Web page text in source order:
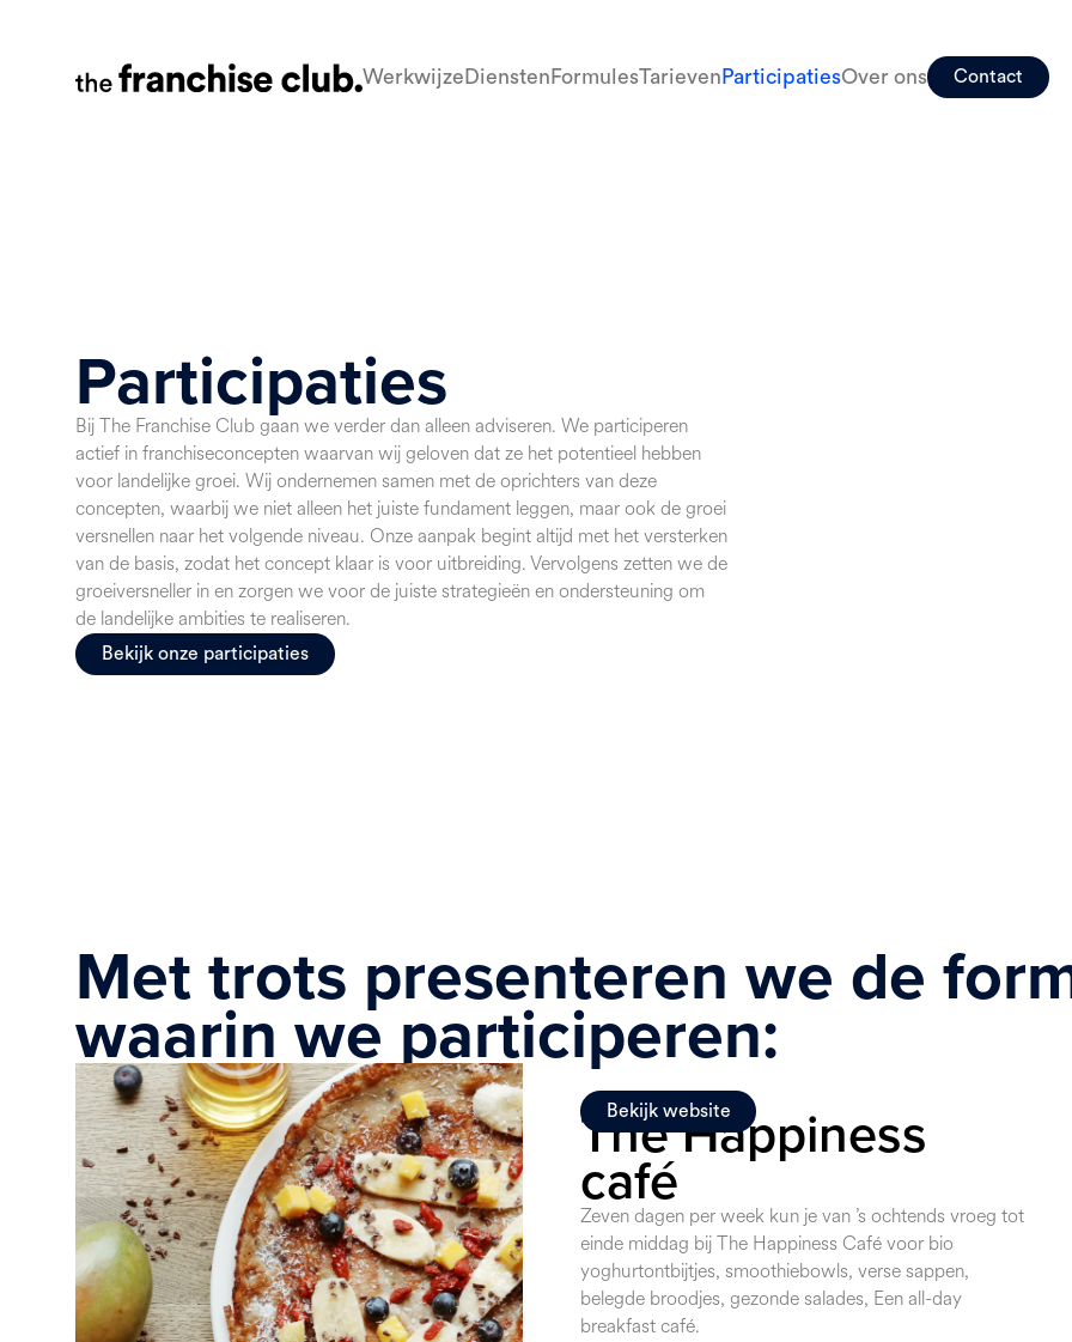
Werkwijze Diensten FormulesTarieven ParticipatiesOver ons Contact
Participaties
Bij The Franchise Club gaan we verder dan alleen adviseren. We participeren
actief in franchiseconcepten waarvan wij geloven dat ze het potentieel hebben
voor landelijke groei. Wij ondernemen samen met de oprichters van deze
concepten, waarbij we niet alleen het juiste fundament leggen, maar ook de groei
versnellen naar het volgende niveau. Onze aanpak begint altijd met het versterken
van de basis, zodat het concept klaar is voor uitbreiding. Vervolgens zetten we de
groeiversneller in en zorgen we voor de juiste strategieën en ondersteuning om
de landelijke ambities te realiseren.
Bekijk onze participaties
Met trots presenteren we de
waarin we participeren:
Bekijk website
The Happiness
café
Zeven dagen per week kun je van ’s ochtends vroeg tot
einde middag bij The Happiness Café voor bio
yoghurtontbijtjes, smoothiebowls, verse sappen,
belegde broodjes, gezonde salades, Een all-day
breakfast café.